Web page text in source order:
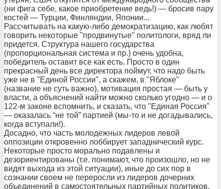
(ни фига себе, какое приобретение ведь!) — бросив пару
костей — Турции, Финляндии, Японии...
Рассчитывать на какую-либо демократизацию, как любят
говорить некоторые "продвинутые" политологи, вряд ли
придется. Структура нашего государства
(пропорциональная система и пр.) очень удобна,
победитель оставит все как есть. Просто в один
прекрасный день все директора поймут, что надо быть
уже не в "Единой России", а скажем, в "Яблоке"
(название не суть важно), мотивация простая — быть у
власти, а объяснений найти можно сколько угодно — и о
122-м законе вспомнить, и сказать, что "Единая Россия"
— оказалась “не той” партией (мы-то и не догадывались,
когда вступали!).
Досадно, что часть молодежных лидеров левой
оппозиции откровенно лоббирует западнический курс.
Некоторые просто морально подавлены и
дезориентированы (т.е. понимают, что произошло, но не
видят выхода из этой ситуации), иные до сих пор в
сознании своем не переросли из лидеров дочерних
объединений в самостоятельных партийных политиков.